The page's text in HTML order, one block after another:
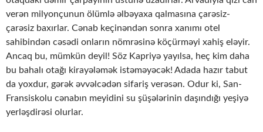
verən milyonçunun ölümlə əlbəyaxa qalmasına çarəsiz-
çarəsiz baxırlar. Cənab keçinəndən sonra xanımı otel
sahibindən cəsədi onların nömrəsinə köçürməyi xahiş eləyir.
Ancaq bu, mümkün deyil! Söz Kapriyə yayılsa, heç kim daha
bu bahalı otağı kirayələmək istəməyəcək! Adada hazır tabut
da yoxdur, gərək əvvəlcədən sifariş verəsən. Odur ki, San-
Fransiskolu cənabın meyidini su şüşələrinin daşındığı yeşiyə
yerləşdirəsi olurlar.